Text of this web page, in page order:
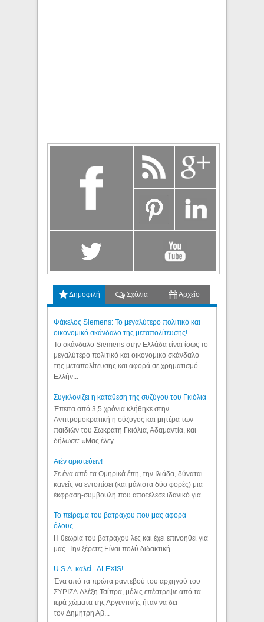
Δημοφιλή Σχόλια Αρχείο
Φάκελος Siemens: Το μεγαλύτερο πολιτικό και
οικονομικό σκάνδαλο της μεταπολίτευσης!
Το σκάνδαλο Siemens στην Ελλάδα είναι ίσως το
μεγαλύτερο πολιτικό και οικονομικό σκάνδαλο
της μεταπολίτευσης και αφορά σε χρηματισμό
Ελλήν...
Συγκλονίζει η κατάθεση της συζύγου του Γκιόλια
Έπειτα από 3,5 χρόνια κλήθηκε στην
Αντιτρομοκρατική η σύζυγος και μητέρα των
παιδιών του Σωκράτη Γκιόλια, Αδαμαντία, και
δήλωσε: «Μας έλεγ...
Aιέν αριστεύειν!
Σε ένα από τα Ομηρικά έπη, την Ιλιάδα, δύναται
κανείς να εντοπίσει (και μάλιστα δύο φορές) μια
έκφραση-συμβουλή που αποτέλεσε ιδανικό για...
Το πείραμα του βατράχου που μας αφορά
όλους...
Η θεωρία του βατράχου λες και έχει επινοηθεί για
μας. Την ξέρετε; Είναι πολύ διδακτική.
U.S.A. καλεί...ALEXIS!
Ένα από τα πρώτα ραντεβού του αρχηγού του
ΣΥΡΙΖΑ Αλέξη Τσίπρα, μόλις επέστρεψε από τα
ιερά χώματα της Αργεντινής ήταν να δει
τον Δημήτρη Αβ...